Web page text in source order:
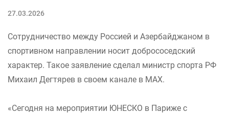
27.03.2026
Сотрудничество между Россией и Азербайджаном в
спортивном направлении носит добрососедский
характер. Такое заявление сделал министр спорта РФ
Михаил Дегтярев в своем канале в MAX.
«Сегодня на мероприятии ЮНЕСКО в Париже с